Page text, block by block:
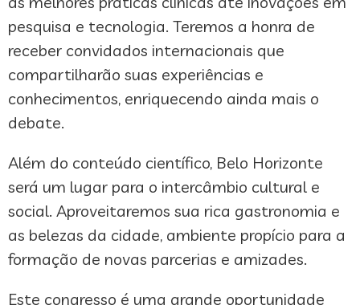
pesquisa e tecnologia. Teremos a honra de
receber convidados internacionais que
compartilharão suas experiências e
conhecimentos, enriquecendo ainda mais o
debate.
Além do conteúdo científico, Belo Horizonte
será um lugar para o intercâmbio cultural e
social. Aproveitaremos sua rica gastronomia e
as belezas da cidade, ambiente propício para a
formação de novas parcerias e amizades.
Este congresso é uma grande oportunidade